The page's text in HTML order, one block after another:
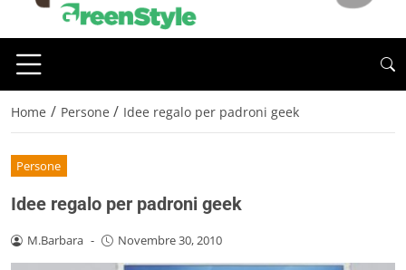
Home / Persone / Idee regalo per padroni geek
Persone
Idee regalo per padroni geek
M.Barbara - Novembre 30, 2010